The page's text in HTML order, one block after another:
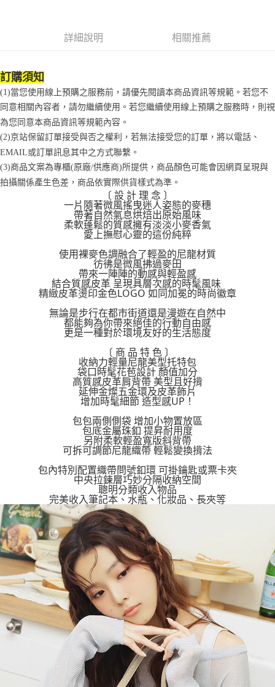
2.付款方式選擇「大哥付你分期」，訂單成立後會自動跳轉到大哥付的交易
3.實際核准額度、可分期數及費用金額請依後續交易確認頁面所載為準。
4.訂單成立30分鐘內，如未前往確認交易或遇審核未通過，訂單將自動取
消。如遇「轉專審核」未通過狀況，表示未達大哥付你分期系統評分，恕無
法說明評估內容。
【繳款方式說明】
1.分期款項不併入電信帳單，「大哥付你分期」於每月結算日後寄送繳費提
醒簡訊。
2.透過簡訊連結打開帳單後，可選擇「超商條碼／台灣大直營門市／銀行轉
帳／街口支付／iPASS MONEY」等通路繳費。
【注意事項】
1.本服務係由「台灣大哥大股份有限公司」（以下簡稱本公司）所提供，讓
用戶於交易時，得透過本服務購買商品或服務，並由商店將買賣／分期付款
買賣價金債權讓與本公司後，依約使用本公司帳單繳交帳款。
2.基於同意付款使用「大哥付你分期」之契約關係目的，商店將以您的個人
資料（包含姓名、電話或地址）提供予台灣大哥大進項蒐集、處理及利用，
由本公司與您本人進行分期帳單所需資料之確認、核對及更正。
3.完整用戶服務條款，請詳閱以下連結：https://oppay.tw/userRule
便利好安心！
１．簡單：不需註冊會員、不需綁卡、不需儲值。
３．安心：先確認商品／服務後，再付款。
【「AFTEE先享後付」結帳流程】
１．於結帳方式選擇「AFTEE先享後付」後，將跳轉至「AFTEE先享後付」
結帳頁面，進行簡訊認證並確認金額後，即可完成結帳。
２．訂單成立數日內，您將收到繳費通知簡訊。
３．收到繳費通知簡訊後14天內，點擊此簡訊中的連結，可透過四大超商／
ATM／網路銀行／等多元方式進行付款，方視為交易完成。
※ 請注意：結帳手續完成當下不需立刻繳費，但若您需要取消訂單，請聯絡
購買商品的店家。未經商家同意取消之訂單仍視為有效，需透過AFTEE先享
後付繳納相關費用。
※ 交易是否成功請以「AFTEE先享後付 」之結帳頁面顯示為準，若有關於
客戶支援中心」https://netprotections.freshdesk.com/support/home
１．透過由恩沛科技股份有限公司提供之「AFTEE先享後付」服務完成之交
易，需依本服務之必要範圍內提供個人資料，並將交易相關給付款項請求債
權轉讓予恩沛科技股份有限公司。
２．關於個人資料處理事宜，請瀏覽以下網址：
https://aftee.tw/terms/#terms3
「AFTEE先享後付」，若未經同意申辦者引起之損失，本公司不負相關責
４．使用「AFTEE先享後付」時，將依據個別帳號之用戶狀況，依本公司即
時審查核予不同之上限額度；若仍有額度不足之情形，本公司將視審查結果
請求用戶進行身份認證。
５．嚴禁一人註冊多個帳號或使用他人資訊註冊。若發現惡意使用之情形，
恩沛科技股份有限公司將有權停止該用戶之使用額度並採取法律行動。
運送方式
每筆NT$70，滿NT$899(含以上)免運費
付款後7-11取貨
每筆NT$70，滿NT$899(含以上)免運費
每筆NT$100，滿NT$1,000(含以上)免運費
京站台北店客服中心(1F星巴克旁) 即日起不提供京站紙袋，取件時
請自備購物袋，若需購買紙袋可現場詢問
詳細說明 相關推薦
訂購須知
(1)當您使用線上預購之服務前，請優先閱讀本商品資訊等規範。若您不
同意相關內容者，請勿繼續使用。若您繼續使用線上預購之服務時，則視
為您同意本商品資訊等規範內容。
(2)京站保留訂單接受與否之權利，若無法接受您的訂單，將以電話、
EMAIL或訂單訊息其中之方式聯繫。
(3)商品文案為專櫃(原廠/供應商)所提供，商品顏色可能會因網頁呈現與
拍攝關係產生色差，商品依實際供貨樣式為準。
〔 設 計 理 念 〕
一片隨著微風搖曳迷人姿態的麥穗
帶著自然氣息烘焙出原始風味
柔軟蓬鬆的質感擁有淡淡小麥香氣
愛上撫慰心靈的這份純粹
使用裸麥色調融合了輕盈的尼龍材質
彷彿是微風拂過麥田
帶來一陣陣的動感與輕盈感
結合質感皮革 呈現具層次感的時髦風味
精緻皮革燙印金色LOGO 如同加冕的時尚徽章
無論是步行在都市街道還是漫遊在自然中
都能夠為你帶來絕佳的行動自由感
更是一種對於環境友好的生活態度
〔 商 品 特 色 〕
收納力輕量尼龍美型托特包
袋口時髦花苞設計 顏值加分
高質感皮革肩背帶 美型且好揹
延伸金燦五金環及皮革飾片
增加時髦細節 造型感UP！
包包兩側側袋 增加小物置放區
包底金屬珠釦 提昇耐用度
另附柔軟輕盈寬版斜背帶
可拆可調節尼龍織帶 輕鬆變換揹法
包內特別配置織帶問號釦環 可掛鑰匙或票卡夾
中央拉鍊層巧妙分隔收納空間
聰明分類收入物品
完美收入筆記本、水瓶、化妝品、長夾等